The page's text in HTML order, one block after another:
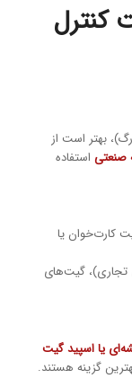
کنترل
بهتر است از
صنعتیاستفاده
کارت‌خوان یا
تجاری)، گیت‌های
یا اسپید گیت
گزینه هستند.